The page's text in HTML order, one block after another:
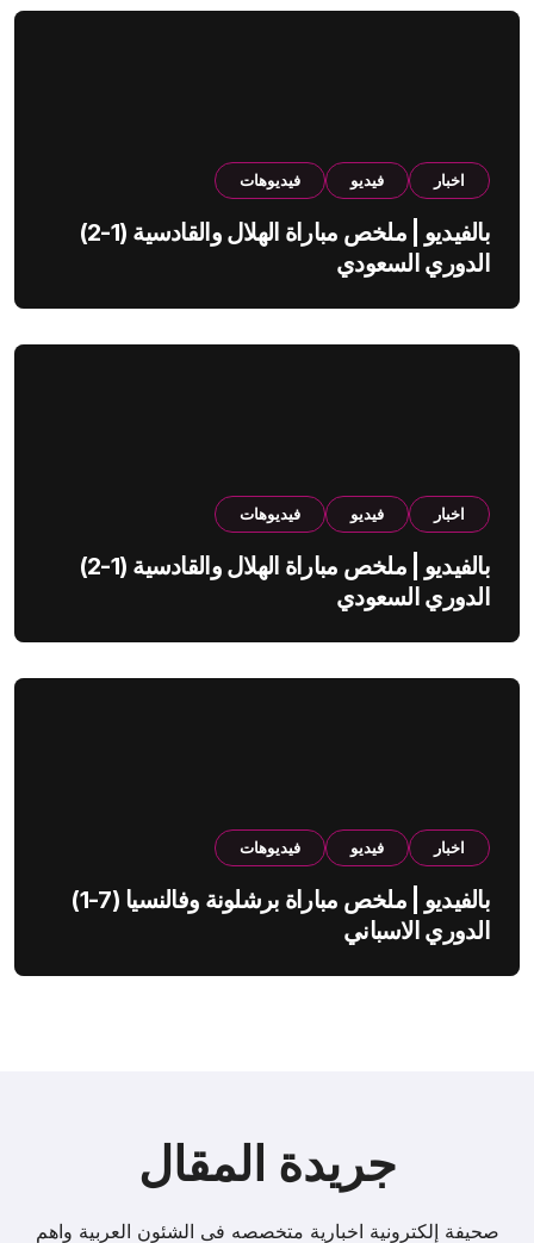
اخبار فيديو فيديوهات
بالفيديو | ملخص مباراة الهلال والقادسية (1-2)
الدوري السعودي
اخبار فيديو فيديوهات
بالفيديو | ملخص مباراة الهلال والقادسية (1-2)
الدوري السعودي
اخبار فيديو فيديوهات
بالفيديو | ملخص مباراة برشلونة وفالنسيا (7-1)
الدوري الاسباني
جريدة المقال
صحيفة إلكترونية اخبارية متخصصه فى الشئون العربية واهم